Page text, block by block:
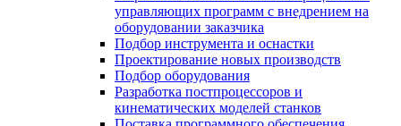
управляющих программ с внедрением на
оборудовании заказчика
Подбор инструмента и оснастки
Проектирование новых производств
Подбор оборудования
Разработка постпроцессоров и
кинематических моделей станков